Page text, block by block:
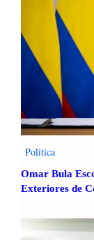
Politica
Omar Bula
Exteriores de